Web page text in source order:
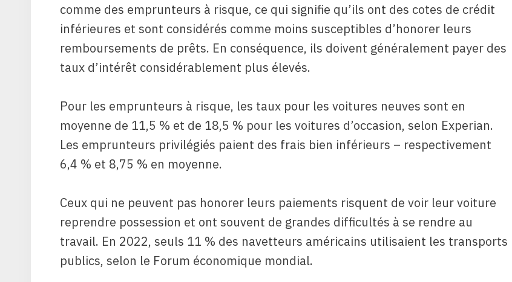
comme des emprunteurs à risque, ce qui signifie qu’ils ont des cotes de crédit
inférieures et sont considérés comme moins susceptibles d’honorer leurs
remboursements de prêts. En conséquence, ils doivent généralement payer des
taux d’intérêt considérablement plus élevés.
Pour les emprunteurs à risque, les taux pour les voitures neuves sont en
moyenne de 11,5 % et de 18,5 % pour les voitures d’occasion, selon Experian.
Les emprunteurs privilégiés paient des frais bien inférieurs – respectivement
6,4 % et 8,75 % en moyenne.
Ceux qui ne peuvent pas honorer leurs paiements risquent de voir leur voiture
reprendre possession et ont souvent de grandes difficultés à se rendre au
travail. En 2022, seuls 11 % des navetteurs américains utilisaient les transports
publics, selon le Forum économique mondial.